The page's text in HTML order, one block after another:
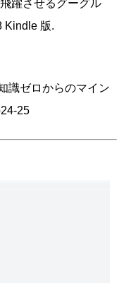
躍させるグーグル
Kindle 版.
識ゼロからのマイン
25